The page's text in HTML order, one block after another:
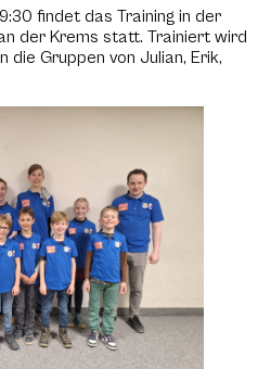
findet das Training in der
der Krems statt. Trainiert wird
Gruppen von Julian, Erik,